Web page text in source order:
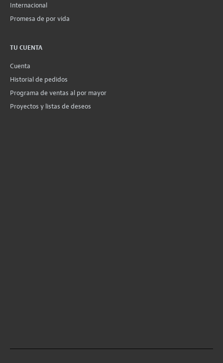
Internacional
Promesa de por vida
TU CUENTA
Cuenta
Historial de pedidos
Programa de ventas al por mayor
Proyectos y listas de deseos